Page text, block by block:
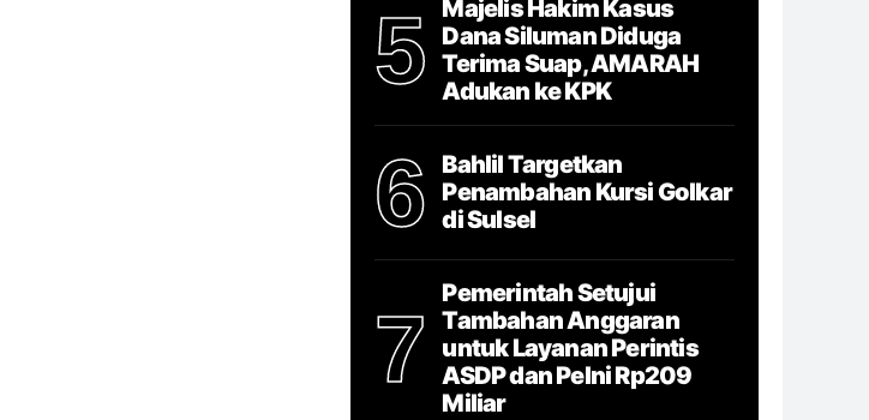
5
Majelis Hakim Kasus
Dana Siluman Diduga
Terima Suap, AMARAH
Adukan ke KPK
6
Bahlil Targetkan
Penambahan Kursi Golkar
di Sulsel
7
Pemerintah Setujui
Tambahan Anggaran
untuk Layanan Perintis
ASDP dan Pelni Rp209
Miliar